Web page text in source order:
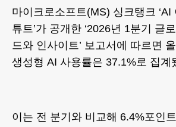
마이크로소프트(MS) 싱크탱크 ‘AI
튜트’가 공개한 ‘2026년 1분기 글
드와 인사이트’ 보고서에 따르면
생성형 AI 사용률은 37.1%로 집계
이는 전 분기와 비교해 6.4%포인